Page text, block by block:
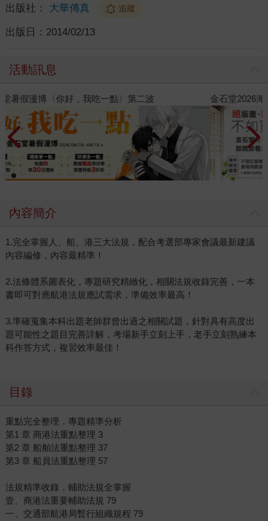
出版社： 大華傳真 追蹤
出版日： 2014/02/13
活動訊息
金石堂2026海外優惠：電子書
內容簡介
1.完全掌握人、船、港三大法規，配合考選部專家會議最新建議
內容編修，內容最精準！
2.法條體系圖表化，專題研究精緻化，相關法規收錄完善，一本
書即可對應航港法規應試需求，準備效率最高！
3.準確蒐集本科出題老師群曾出過之相關試題，針對具有高度出
題可能性之題目完善詳解，考場新手立刻上手，老手立刻熟練本
科作答方式，複習效率最佳！
目錄
重點完全整理．專題精準分析
第1 章 商港法重點整理 3
第2 章 船舶法重點整理 37
第3 章 船員法重點整理 57
法規精準收錄．輔助法規全掌握
壹、商港法重要輔助法規 79
一、交通部航港局暫行組織規程 79